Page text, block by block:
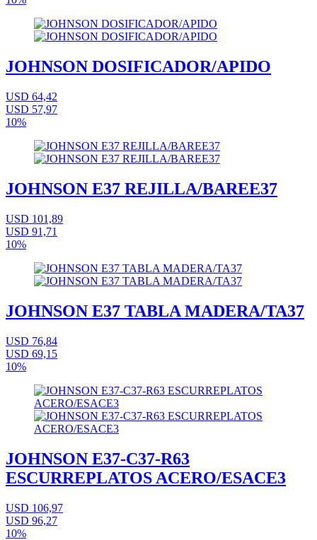
JOHNSON DOSIFICADOR/APIDO
USD 64,42
USD 57,97
10%
JOHNSON E37 REJILLA/BAREE37
USD 101,89
USD 91,71
10%
JOHNSON E37 TABLA MADERA/TA37
USD 76,84
USD 69,15
10%
JOHNSON E37-C37-R63
ESCURREPLATOS ACERO/ESACE3
USD 106,97
USD 96,27
10%